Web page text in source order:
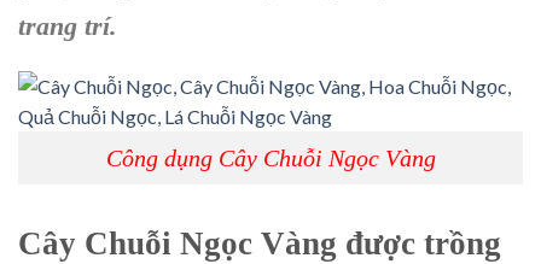
trang trí.
Công dụng Cây Chuỗi Ngọc Vàng
Cây Chuỗi Ngọc Vàng được trồng